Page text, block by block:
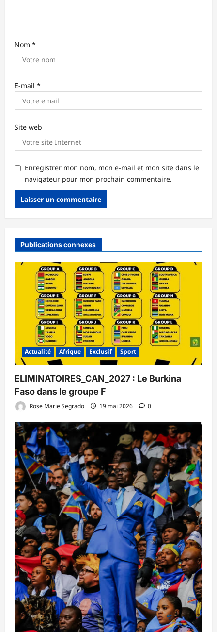
Nom *
E-mail *
Site web
Enregistrer mon nom, mon e-mail et mon site dans le
navigateur pour mon prochain commentaire.
Publications connexes
Actualité Afrique Exclusif Sport
ELIMINATOIRES_CAN_2027 : Le Burkina
Faso dans le groupe F
Rose Marie Segrado 19 mai 2026 0